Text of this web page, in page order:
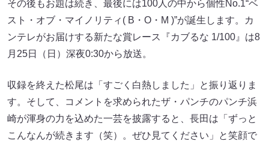
その後もお題は続き、最後には100人の中から個性No.1“ベ
スト・オブ・マイノリティ( B・O・M )”が誕生します。カ
ンテレがお届けする新たな賞レース『カブるな 1/100』は8
月25日（日）深夜0:30から放送。
収録を終えた松尾は「すごく白熱しました」と振り返りま
す。そして、コメントを求められたザ・パンチのパンチ浜
崎が渾身の力を込めた一芸を披露すると、長田は「ずっと
こんなんが続きます（笑）。ぜひ見てください」と笑顔で